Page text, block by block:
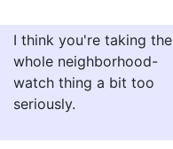
I think you're taking the
whole neighborhood-
watch thing a bit too
seriously.